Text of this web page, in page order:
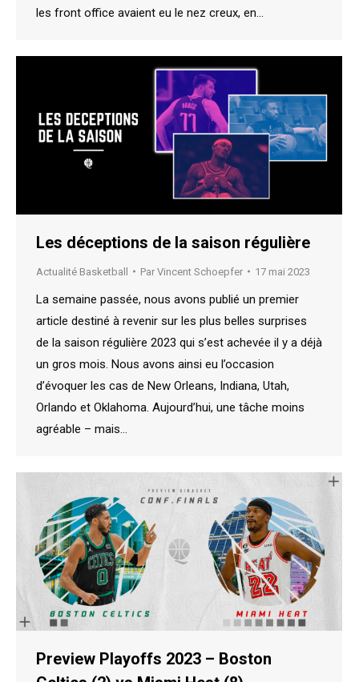
les front office avaient eu le nez creux, en…
Les déceptions de la saison régulière
Actualité Basketball Par Vincent Schoepfer 17 mai 2023
La semaine passée, nous avons publié un premier
article destiné à revenir sur les plus belles surprises
de la saison régulière 2023 qui s’est achevée il y a déjà
un gros mois. Nous avons ainsi eu l’occasion
d’évoquer les cas de New Orleans, Indiana, Utah,
Orlando et Oklahoma. Aujourd’hui, une tâche moins
agréable – mais…
Preview Playoffs 2023 – Boston